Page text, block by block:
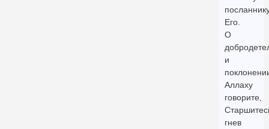
Его.
О
и
Аллаху
говорите,
гнев